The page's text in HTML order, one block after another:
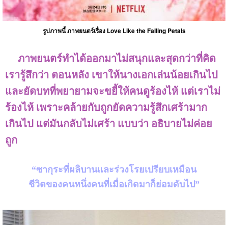
รูปภาพนี้ภาพยนตร์เรื่องLove Like the Falling Petals
ภาพยนตร์ทำได้ออกมาไม่สนุกและสุดกว่าที่คิด
เรารู้สึกว่า ตอนหลัง เขาให้นางเอกเล่นน้อยเกินไป
และยัดบทที่พยายามจะขยี้ให้คนดูร้องไห้ แต่เราไม่
ร้องไห้ เพราะคล้ายกับถูกยัดความรู้สึกเศร้ามาก
เกินไป แต่มันกลับไม่เศร้า แบบว่า อธิบายไม่ค่อย
ถูก
“ซากุระที่ผลิบานและร่วงโรยเปรียบเหมือน
ชีวิตของคนหนึ่งคนที่เมื่อเกิดมาก็ย่อมดับไป”